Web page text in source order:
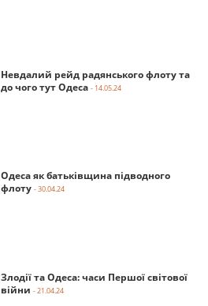
Невдалий рейд радянського флоту та
до чого тут Одеса - 14.05.24
Одеса як батьківщина підводного
флоту - 30.04.24
Злодії та Одеса: часи Першої світової
війни - 21.04.24